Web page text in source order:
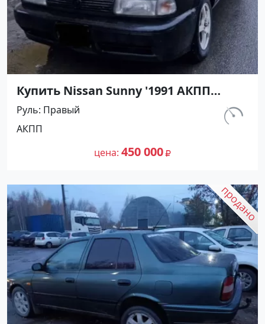
Купить Nissan Sunny '1991 АКПП
(1400/75 л.с.) Бензин инжектор
Мостовской цвет Черный Седан по
цене 450000 рублей, объявление
№27489 на сайте Авторынок23
км.
Руль Правый
АКПП
цена 450 000